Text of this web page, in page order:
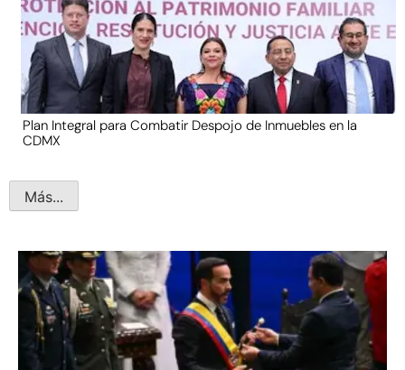
Plan Integral para Combatir Despojo de Inmuebles en la
CDMX
Más...